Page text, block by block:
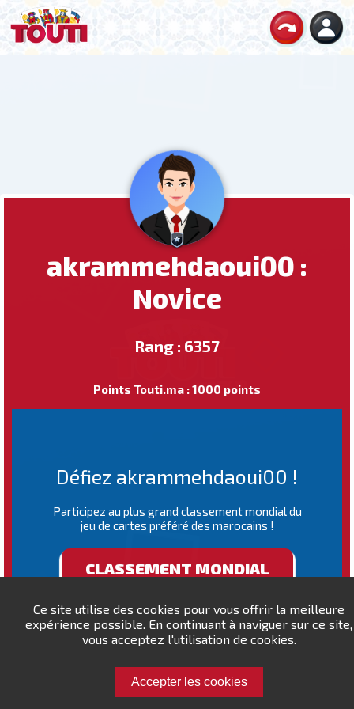
Ce site utilise des cookies pour vous offrir la meilleure
expérience possible. En continuant à naviguer sur ce site,
vous acceptez l'utilisation de cookies.
Accepter les cookies
akrammehdaoui00 :
Novice
Rang : 6357
Points Touti.ma : 1000 points
Défiez akrammehdaoui00 !
Participez au plus grand classement mondial du
jeu de cartes préféré des marocains !
CLASSEMENT MONDIAL